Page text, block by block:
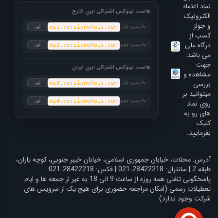
نماد اعتماد
الکترونیک
و جواز
کسب از
درگاه ملی
می باشد.
جهت
مشاهده و
بررسی
میتوانید بر
روی نماد
های رو به
کلیک
بفرمایید.
هاست لینوکس اشتراکی ابری خارج
نام سرور اول: ns1.persianwhois.com کپی
نام سرور دوم: ns2.persianwhois.com کپی
هاست لینوکس اشتراکی ابری ایران
نام سرور اول: ns3.persianwhois.com کپی
نام سرور دوم: ns4.persianwhois.com کپی
آدرس: محلات، خیابان جمهوری اسلامی، خیابان خیبر جنوبی، کوچه یاران،
طبقه 2 | سانترال: 28422218-021 | فکس: 28422218-021
پاسخگویی تلفنی همه روزه از ساعت 9 الی 18 به غیر از جمعه ها و ایام
تعطیلات رسمی (امکان مراجعه حضوری برای هیچ یک از سرویس های
شرکت وجود ندارد)